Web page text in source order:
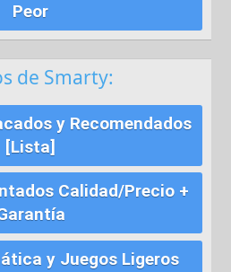
Peor
de Smarty:
y Recomendados
[Lista]
Calidad/Precio +
y Juegos Ligeros